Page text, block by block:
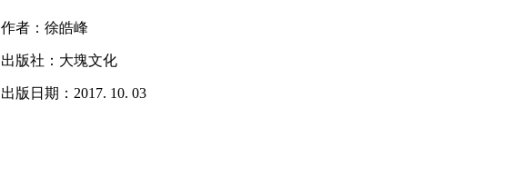
作者：徐皓峰
出版社：大塊文化
出版日期：2017. 10. 03